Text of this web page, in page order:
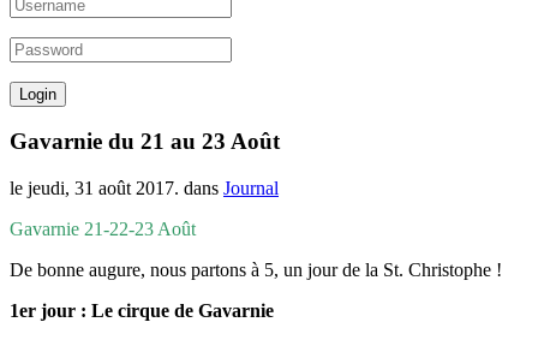
Gavarnie du 21 au 23 Août
le jeudi, 31 août 2017. dans Journal
Gavarnie 21-22-23 Août
De bonne augure, nous partons à 5, un jour de la St. Christophe !
1er jour : Le cirque de Gavarnie